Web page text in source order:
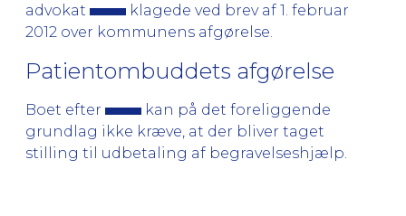
advokat
klagede ved brev af 1. februar
2012 over kommunens afgørelse.
Patientombuddets afgørelse
Boet efter
kan på det foreliggende
grundlag ikke kræve, at der bliver taget
stilling til udbetaling af begravelseshjælp.